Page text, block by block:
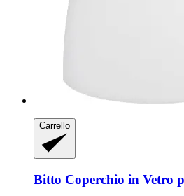
Carrello
Bitto Coperchio in Vetro